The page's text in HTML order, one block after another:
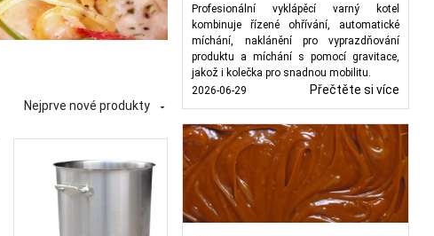
míchání a přípravu
těstovin, vaření plněných
zařízení pro výrobce
Nejprve nové produkty 
Profesionální vyklápěcí varný kotel
kombinuje řízené ohřívání, automatické
míchání, naklánění pro vyprazdňování
produktu a míchání s pomocí gravitace,
jakož i kolečka pro snadnou mobilitu.
2026-06-29
Přečtěte si více